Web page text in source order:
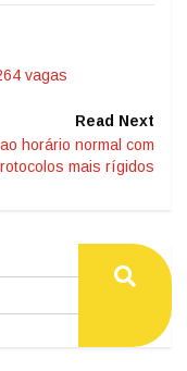
vagas
Read Next
horário normal com
mais rígidos